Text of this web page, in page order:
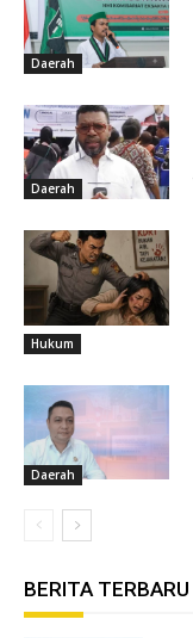
Daerah
Daerah
Hukum
Daerah
BERITA TERBARU